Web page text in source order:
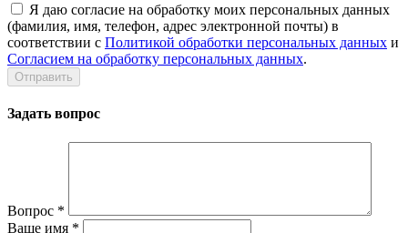
Я даю согласие на обработку моих персональных данных
(фамилия, имя, телефон, адрес электронной почты) в
соответствии с Политикой обработки персональных данных и
Согласием на обработку персональных данных.
Задать вопрос
Вопрос *
Ваше имя *